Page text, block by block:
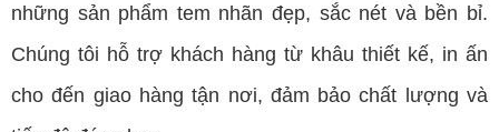
những sản phẩm tem nhãn đẹp, sắc nét và bền bỉ.
Chúng tôi hỗ trợ khách hàng từ khâu thiết kế, in ấn
cho đến giao hàng tận nơi, đảm bảo chất lượng và